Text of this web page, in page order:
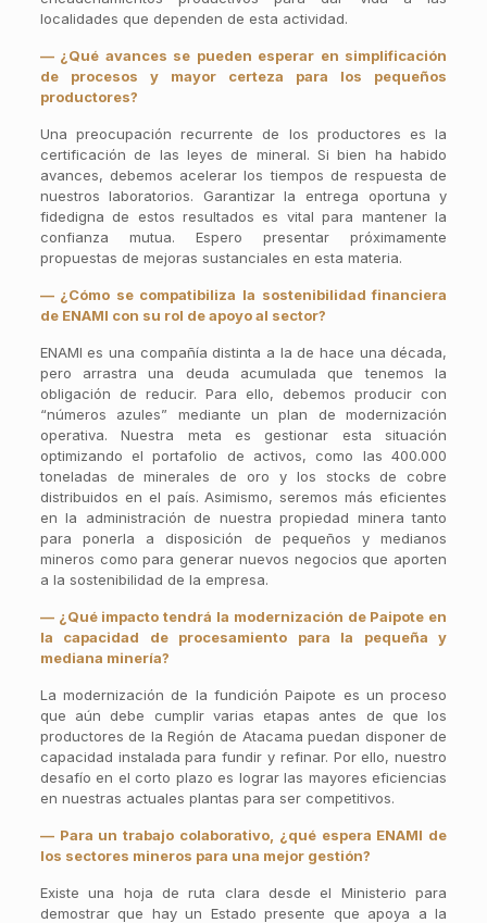
localidades que dependen de esta actividad.
— ¿Qué avances se pueden esperar en simplificación
de procesos y mayor certeza para los pequeños
productores?
Una preocupación recurrente de los productores es la
certificación de las leyes de mineral. Si bien ha habido
avances, debemos acelerar los tiempos de respuesta de
nuestros laboratorios. Garantizar la entrega oportuna y
fidedigna de estos resultados es vital para mantener la
confianza mutua. Espero presentar próximamente
propuestas de mejoras sustanciales en esta materia.
— ¿Cómo se compatibiliza la sostenibilidad financiera
de ENAMI con su rol de apoyo al sector?
ENAMI es una compañía distinta a la de hace una década,
pero arrastra una deuda acumulada que tenemos la
obligación de reducir. Para ello, debemos producir con
“números azules” mediante un plan de modernización
operativa. Nuestra meta es gestionar esta situación
optimizando el portafolio de activos, como las 400.000
toneladas de minerales de oro y los stocks de cobre
distribuidos en el país. Asimismo, seremos más eficientes
en la administración de nuestra propiedad minera tanto
para ponerla a disposición de pequeños y medianos
mineros como para generar nuevos negocios que aporten
a la sostenibilidad de la empresa.
— ¿Qué impacto tendrá la modernización de Paipote en
la capacidad de procesamiento para la pequeña y
mediana minería?
La modernización de la fundición Paipote es un proceso
que aún debe cumplir varias etapas antes de que los
productores de la Región de Atacama puedan disponer de
capacidad instalada para fundir y refinar. Por ello, nuestro
desafío en el corto plazo es lograr las mayores eficiencias
en nuestras actuales plantas para ser competitivos.
— Para un trabajo colaborativo, ¿qué espera ENAMI de
los sectores mineros para una mejor gestión?
Existe una hoja de ruta clara desde el Ministerio para
demostrar que hay un Estado presente que apoya a la